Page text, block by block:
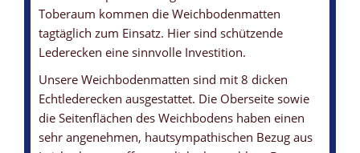
Toberaum kommen die Weichbodenmatten
tagtäglich zum Einsatz. Hier sind schützende
Lederecken eine sinnvolle Investition.
Unsere Weichbodenmatten sind mit 8 dicken
Echtlederecken ausgestattet. Die Oberseite sowie
die Seitenflächen des Weichbodens haben einen
sehr angenehmen, hautsympathischen Bezug aus